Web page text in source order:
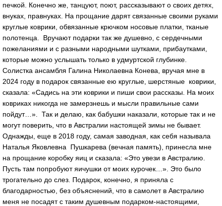
печкой. Конечно же, танцуют, поют, рассказывают о своих детях,
внуках, правнуках. На прощание дарят связанные своими руками
круглые коврики, обвязанные крючком носовые платки, тканые
полотенца. Вручают подарки так же душевно, с сердечными
пожеланиями и с разными народными шутками, прибаутками,
которые можно услышать только в удмуртской глубинке.
Солистка ансамбля Галина Николаевна Конева, вручая мне в
2024 году в подарок связанные ею круглые, шерстяные коврики,
сказала: «Садись на эти коврики и пиши свои рассказы. На моих
ковриках никогда не замерзнешь и мысли правильные сами
пойдут…». Так и делаю, как бабушки наказали, которые так и не
могут поверить, что в Австралии настоящей зимы не бывает.
Однажды, еще в 2018 году, самая заводная, как себя называла
Наталья Яковлевна Пушкарева (вечная память), принесла мне
на прощание коробку яиц и сказала: «Это увези в Австралию.
Пусть там попробуют яичушки от моих курочек…». Это было
трогательно до слез. Подарок, конечно, я приняла с
благодарностью, без объяснений, что в самолет в Австралию
меня не посадят с таким душевным подарком-настоящими,